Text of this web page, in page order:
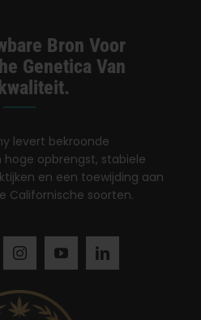
Bron Voor
Genetica Van
levert bekroonde
opbrengst, stabiele
en een toewijding aan
Californische soorten.